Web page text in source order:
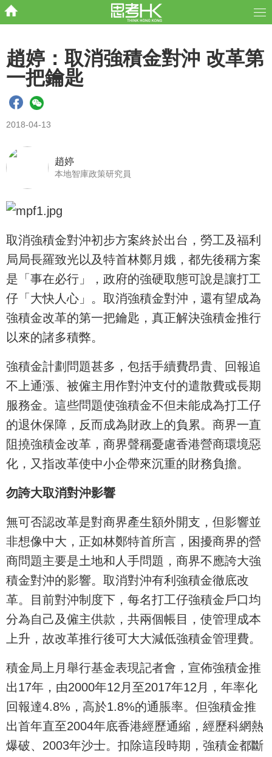
趙婷：取消強積金對沖 改革第
一把鑰匙
2018-04-13
趙婷
本地智庫政策研究員
取消強積金對沖初步方案終於出台，勞工及福利
局局長羅致光以及特首林鄭月娥，都先後稱方案
是「事在必行」，政府的強硬取態可說是讓打工
仔「大快人心」。取消強積金對沖，還有望成為
強積金改革的第一把鑰匙，真正解決強積金推行
以來的諸多積弊。
強積金計劃問題甚多，包括手續費昂貴、回報追
不上通漲、被僱主用作對沖支付的遣散費或長期
服務金。這些問題使強積金不但未能成為打工仔
的退休保障，反而成為財政上的負累。商界一直
阻撓強積金改革，商界聲稱憂慮香港營商環境惡
化，又指改革使中小企帶來沉重的財務負擔。
勿誇大取消對沖影響
無可否認改革是對商界產生額外開支，但影響並
非想像中大，正如林鄭特首所言，困擾商界的營
商問題主要是土地和人手問題，商界不應誇大強
積金對沖的影響。取消對沖有利強積金徹底改
革。目前對沖制度下，每名打工仔強積金戶口均
分為自己及僱主供款，共兩個帳目，使管理成本
上升，故改革推行後可大大減低強積金管理費。
積金局上月舉行基金表現記者會，宣佈強積金推
出17年，由2000年12月至2017年12月，年率化
回報達4.8%，高於1.8%的通脹率。但強積金推
出首年直至2004年底香港經歷通縮，經歷科網熱
爆破、2003年沙士。扣除這段時期，強積金都斷